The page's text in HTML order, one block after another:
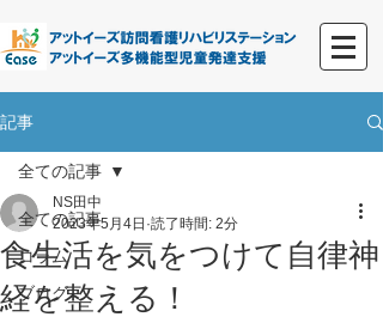
記事
全ての記事
コラム
ブログ
全ての記事
食生活を気をつけて自律神
経を整える！
NS田中
2023年5月4日 読了時間: 2分